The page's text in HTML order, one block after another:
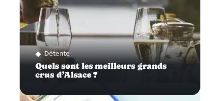
Détente
Quels sont les meilleurs grands
crus d’Alsace ?